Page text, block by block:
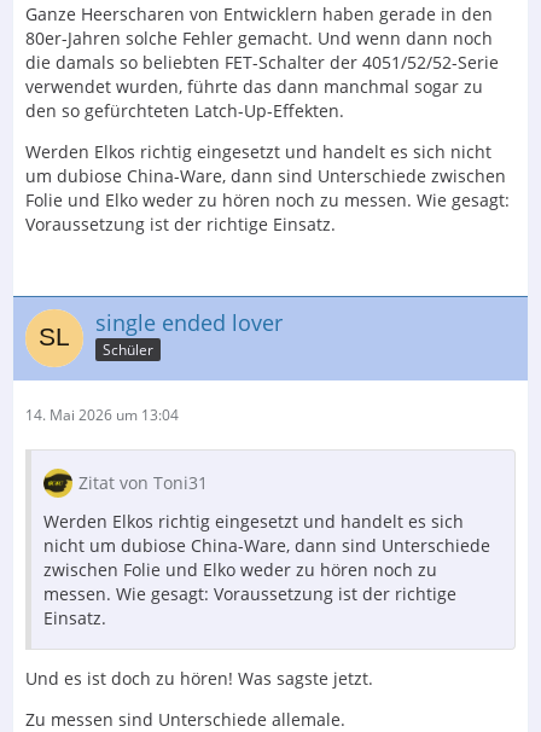
Ganze Heerscharen von Entwicklern haben gerade in den
80er-Jahren solche Fehler gemacht. Und wenn dann noch
die damals so beliebten FET-Schalter der 4051/52/52-Serie
verwendet wurden, führte das dann manchmal sogar zu
den so gefürchteten Latch-Up-Effekten.
Werden Elkos richtig eingesetzt und handelt es sich nicht
um dubiose China-Ware, dann sind Unterschiede zwischen
Folie und Elko weder zu hören noch zu messen. Wie gesagt:
Voraussetzung ist der richtige Einsatz.
single ended lover
Schüler
14. Mai 2026 um 13:04
Zitat von Toni31
Werden Elkos richtig eingesetzt und handelt es sich
nicht um dubiose China-Ware, dann sind Unterschiede
zwischen Folie und Elko weder zu hören noch zu
messen. Wie gesagt: Voraussetzung ist der richtige
Einsatz.
Und es ist doch zu hören! Was sagste jetzt.
Zu messen sind Unterschiede allemale.